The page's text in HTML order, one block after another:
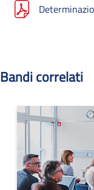
Bandi correlati